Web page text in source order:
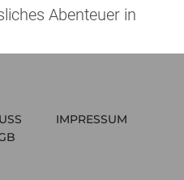
Abenteuer in
IMPRESSUM